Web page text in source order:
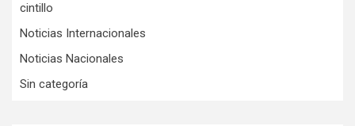
cintillo
Noticias Internacionales
Noticias Nacionales
Sin categoría